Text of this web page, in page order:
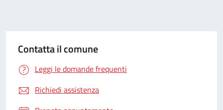
Contatta il comune
Leggi le domande frequenti
Richiedi assistenza